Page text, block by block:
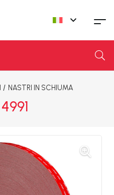
/ NASTRI IN SCHIUMA